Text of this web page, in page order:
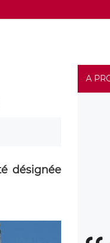
désignée
A